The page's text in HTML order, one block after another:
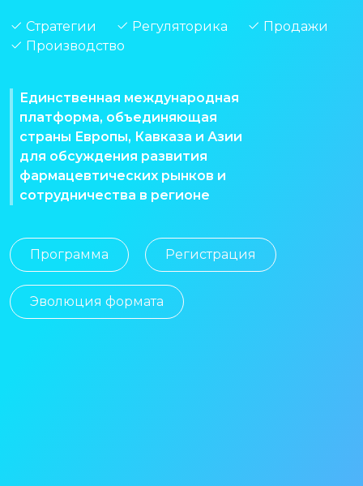
Стратегии Регуляторика
Продажи
Производство
Единственная международная
платформа, объединяющая
страны Европы, Кавказа и Азии
для обсуждения развития
фармацевтических рынков и
сотрудничества в регионе
Программа Регистрация
Эволюция формата